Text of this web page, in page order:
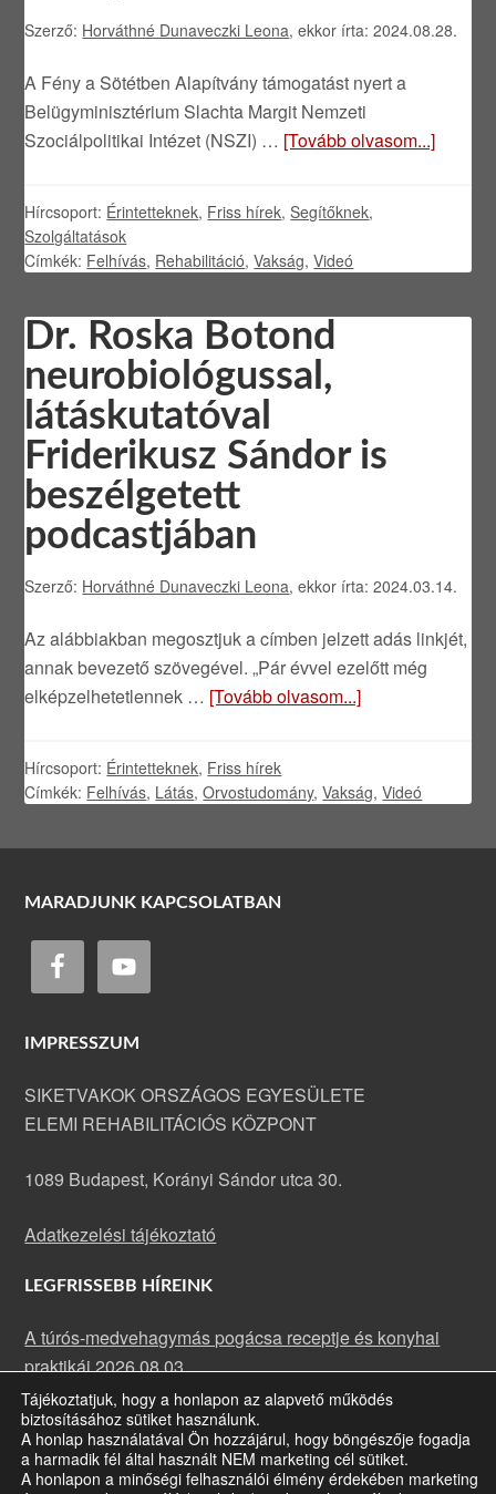
Szerző: Horváthné Dunaveczki Leona, ekkor írta: 2024.08.28.
A Fény a Sötétben Alapítvány támogatást nyert a
Belügyminisztérium Slachta Margit Nemzeti
Szociálpolitikai Intézet (NSZI) … [Tovább olvasom...]
Hírcsoport: Érintetteknek, Friss hírek,Segítőknek,
Szolgáltatások
Címkék: Felhívás, Rehabilitáció,Vakság,Videó
Dr. Roska Botond
neurobiológussal,
látáskutatóval
Friderikusz Sándor is
beszélgetett
podcastjában
Szerző: Horváthné Dunaveczki Leona, ekkor írta: 2024.03.14.
Az alábbiakban megosztjuk a címben jelzett adás linkjét,
annak bevezető szövegével. „Pár évvel ezelőtt még
elképzelhetetlennek … [Tovább olvasom...]
Hírcsoport: Érintetteknek, Friss hírek
Címkék: Felhívás, Látás,Orvostudomány,Vakság,Videó
MARADJUNK KAPCSOLATBAN
IMPRESSZUM
SIKETVAKOK ORSZÁGOS EGYESÜLETE
ELEMI REHABILITÁCIÓS KÖZPONT
1089 Budapest, Korányi Sándor utca 30.
Adatkezelési tájékoztató
LEGFRISSEBB HÍREINK
A túrós-medvehagymás pogácsa receptje és konyhai
praktikái2026.08.03.
A rakott karfiol receptje és konyhai praktikái2026.07.13.
Májusi rehabilitációs klub: fókuszban a szemünk
egészsége2026.07.09.
Tájékoztatjuk, hogy a honlapon az alapvető működés
biztosításához sütiket használunk.
A honlap használatával Ön hozzájárul, hogy böngészője fogadja
a harmadik fél által használt NEM marketing cél sütiket.
A honlapon a minőségi felhasználói élmény érdekében marketing